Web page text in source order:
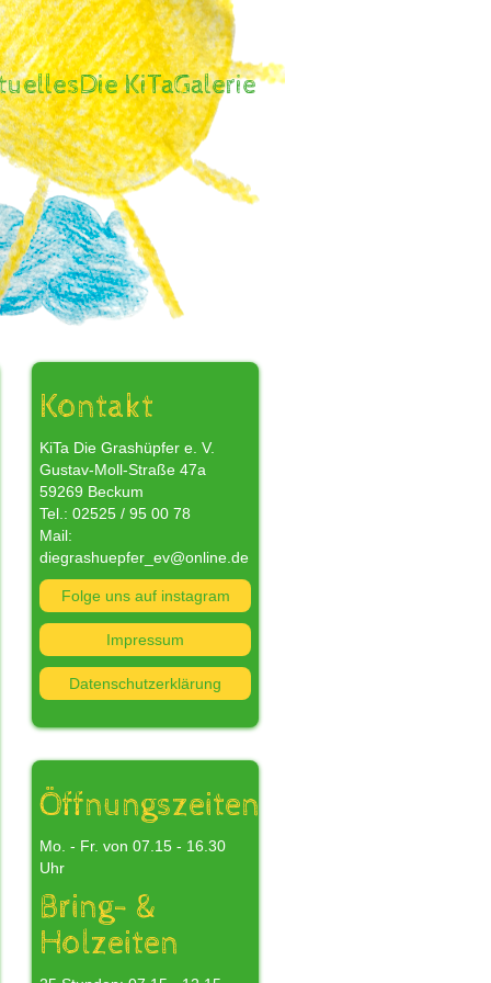
Die KiTaGalerie
Kontakt
KiTa Die Grashüpfer e. V.
Gustav-Moll-Straße 47a
59269 Beckum
Tel.: 02525 / 95 00 78
Mail:
diegrashuepfer_ev@online.de
Folge uns auf instagram
Impressum
Datenschutzerklärung
Öffnungszeiten
Mo. - Fr. von 07.15 - 16.30
Uhr
Bring- &
Holzeiten